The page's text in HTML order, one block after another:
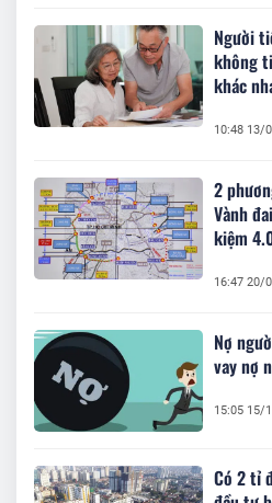
Người
không
khác
10:48 13/
2
Vành
kiệm
16:47 20/
Nợ
vay nợ
15:05 15/
Có 2 tỉ